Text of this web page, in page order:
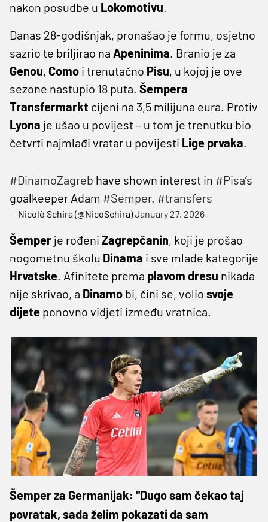
nakon posudbe u Lokomotivu.
Danas 28-godišnjak, pronašao je formu, osjetno
sazrio te briljirao na Apeninima. Branio je za
Genou, Como i trenutačno Pisu, u kojoj je ove
sezone nastupio 18 puta. Šempera
Transfermarkt cijeni na 3,5 milijuna eura. Protiv
Lyona je ušao u povijest – u tom je trenutku bio
četvrti najmlađi vratar u povijesti Lige prvaka.
#DinamoZagreb have shown interest in #Pisa’s
goalkeeper Adam #Semper. #transfers
— Nicolò Schira (@NicoSchira)January 27, 2026
Šemper je rođeni Zagrepčanin, koji je prošao
nogometnu školu Dinama i sve mlade kategorije
Hrvatske. Afinitete prema plavom dresu nikada
nije skrivao, a Dinamo bi, čini se, volio svoje
dijete ponovno vidjeti između vratnica.
Šemper za Germanijak: "Dugo sam čekao taj
povratak, sada želim pokazati da sam